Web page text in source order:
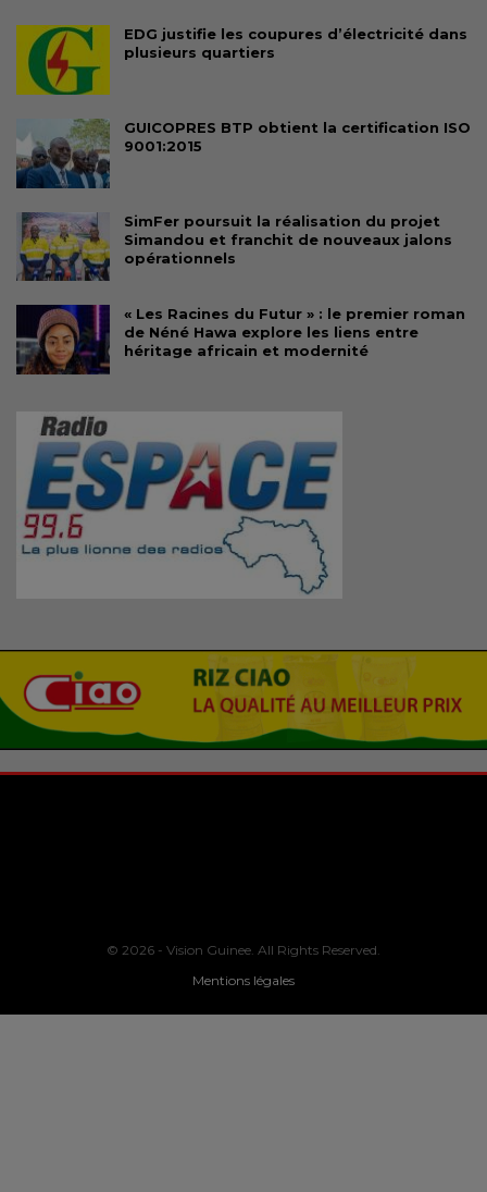
EDG justifie les coupures d’électricité dans
plusieurs quartiers
GUICOPRES BTP obtient la certification ISO
9001:2015
SimFer poursuit la réalisation du projet
Simandou et franchit de nouveaux jalons
opérationnels
« Les Racines du Futur » : le premier roman
de Néné Hawa explore les liens entre
héritage africain et modernité
© 2026 - Vision Guinee. All Rights Reserved.
Mentions légales